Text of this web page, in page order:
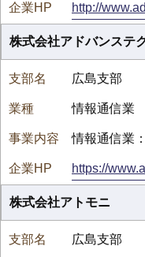
http://
株式会社アドバンステ
広島支部
情報通信業
情報通信業
https://
株式会社アトモニ
広島支部